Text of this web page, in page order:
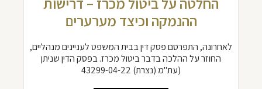
ההנמקה וכיצד מערערים
לאחרונה, התפרסם פסק דין בבית המשפט לעניינים מנהליים,
החוזר על ההלכה בדבר ביטול מכרז. בפסק הדין שניתן
(עת"מ (נצרת) 43299-04-22